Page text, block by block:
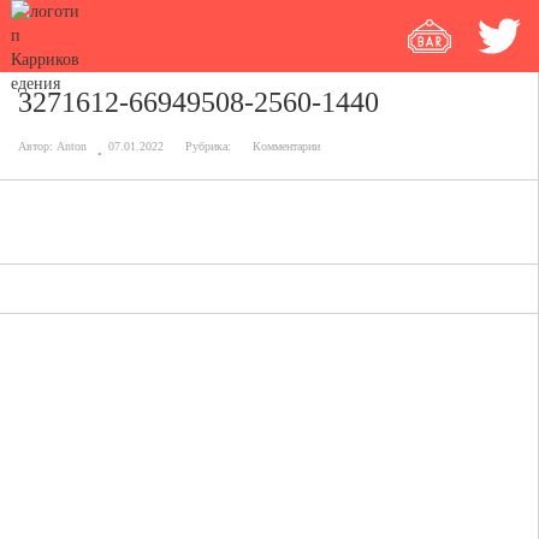
3271612-66949508-2560-1440
Автор: Anton 07.01.2022 Рубрика: Комментарии